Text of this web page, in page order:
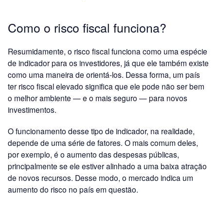
Como o risco fiscal funciona?
Resumidamente, o risco fiscal funciona como uma espécie
de indicador para os investidores, já que ele também existe
como uma maneira de orientá-los. Dessa forma, um país
ter risco fiscal elevado significa que ele pode não ser bem
o melhor ambiente — e o mais seguro — para novos
investimentos.
O funcionamento desse tipo de indicador, na realidade,
depende de uma série de fatores. O mais comum deles,
por exemplo, é o aumento das despesas públicas,
principalmente se ele estiver alinhado a uma baixa atração
de novos recursos. Desse modo, o mercado indica um
aumento do risco no país em questão.